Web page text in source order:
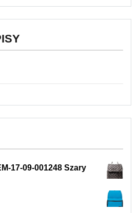
17-09-001248 Szary